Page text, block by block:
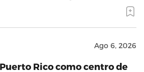
Ago 6, 2026
Rico como centro de